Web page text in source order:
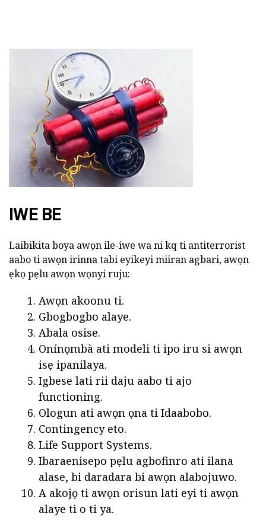
IWE BE
Laibikita boya awọn ile-iwe wa ni kq ti antiterrorist
aabo ti awọn irinna tabi eyikeyi miiran agbari, awọn
ẹkọ pẹlu awọn wọnyi ruju:
Awọn akoonu ti.
Gbogbogbo alaye.
Abala osise.
Onínọmbà ati modeli ti ipo iru si awọn
isẹ ipanilaya.
Igbese lati rii daju aabo ti ajo
functioning.
Ologun ati awọn ọna ti Idaabobo.
Contingency eto.
Life Support Systems.
Ibaraenisepo pẹlu agbofinro ati ilana
alase, bi daradara bi awọn alabojuwo.
A akojọ ti awọn orisun lati eyi ti awọn
alaye ti o ti ya.